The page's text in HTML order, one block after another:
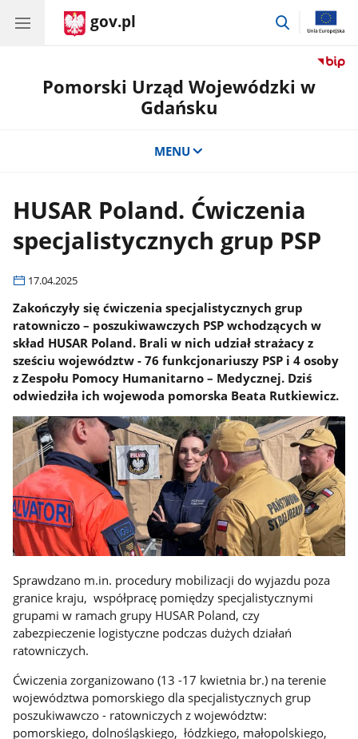
gov.pl
przejdź
Pomorski Urząd Wojewódzki w
Gdańsku
MENU
HUSAR Poland. Ćwiczenia
specjalistycznych grup PSP
17.04.2025
Zakończyły się ćwiczenia specjalistycznych grup
ratowniczo – poszukiwawczych PSP wchodzących w
skład HUSAR Poland. Brali w nich udział strażacy z
sześciu województw - 76 funkcjonariuszy PSP i 4 osoby
z Zespołu Pomocy Humanitarno – Medycznej. Dziś
odwiedziła ich wojewoda pomorska Beata Rutkiewicz.
Sprawdzano m.in. procedury mobilizacji do wyjazdu poza
granice kraju, współpracę pomiędzy specjalistycznymi
grupami w ramach grupy HUSAR Poland, czy
zabezpieczenie logistyczne podczas dużych działań
ratowniczych.
Ćwiczenia zorganizowano (13 -17 kwietnia br.) na terenie
województwa pomorskiego dla specjalistycznych grup
poszukiwawczo - ratowniczych z województw:
pomorskiego, dolnośląskiego, łódzkiego, małopolskiego,